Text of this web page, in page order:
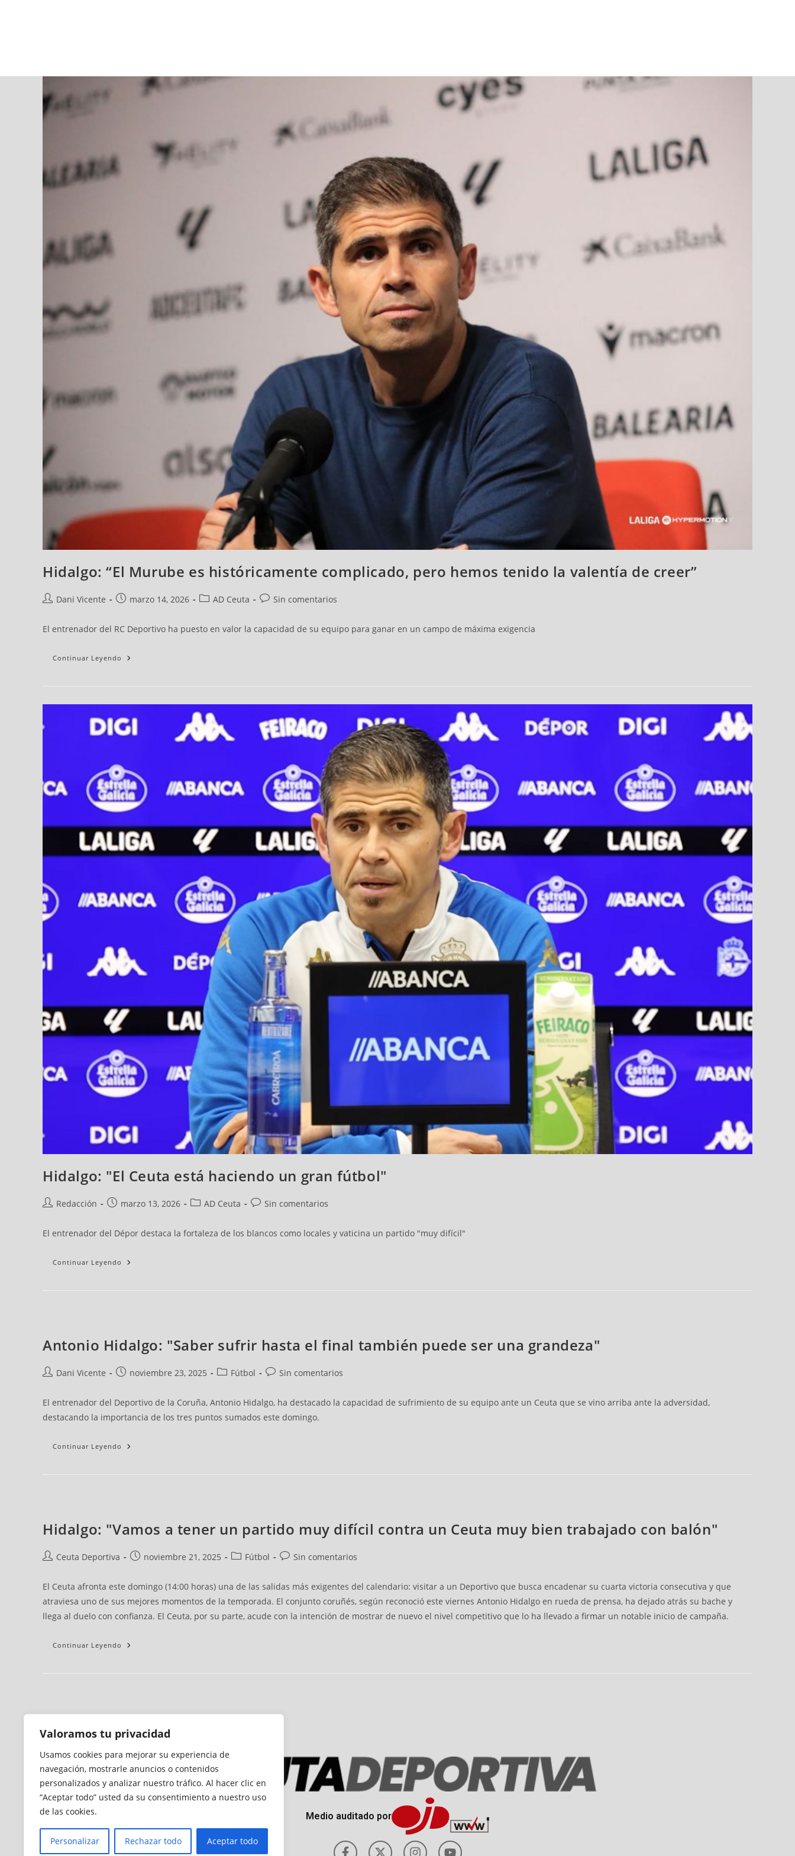
Valoramos tu privacidad
Usamos cookies para mejorar su experiencia de
navegación, mostrarle anuncios o contenidos
personalizados y analizar nuestro tráfico. Al hacer clic en
“Aceptar todo” usted da su consentimiento a nuestro uso
de las cookies.
Personalizar Rechazar todo Aceptar todo
Hidalgo: “El Murube es históricamente complicado, pero hemos tenido la valentía de creer”
Dani Vicente marzo 14, 2026 AD Ceuta Sin comentarios
El entrenador del RC Deportivo ha puesto en valor la capacidad de su equipo para ganar en un campo de máxima exigencia
Continuar Leyendo
Hidalgo: "El Ceuta está haciendo un gran fútbol"
Redacción marzo 13, 2026 AD Ceuta Sin comentarios
El entrenador del Dépor destaca la fortaleza de los blancos como locales y vaticina un partido "muy difícil"
Continuar Leyendo
Antonio Hidalgo: "Saber sufrir hasta el final también puede ser una grandeza"
Dani Vicente noviembre 23, 2025 Fútbol Sin comentarios
El entrenador del Deportivo de la Coruña, Antonio Hidalgo, ha destacado la capacidad de sufrimiento de su equipo ante un Ceuta que se vino arriba ante la adversidad,
destacando la importancia de los tres puntos sumados este domingo.
Continuar Leyendo
Hidalgo: "Vamos a tener un partido muy difícil contra un Ceuta muy bien trabajado con balón"
Ceuta Deportiva noviembre 21, 2025 Fútbol Sin comentarios
El Ceuta afronta este domingo (14:00 horas) una de las salidas más exigentes del calendario: visitar a un Deportivo que busca encadenar su cuarta victoria consecutiva y que
atraviesa uno de sus mejores momentos de la temporada. El conjunto coruñés, según reconoció este viernes Antonio Hidalgo en rueda de prensa, ha dejado atrás su bache y
llega al duelo con confianza. El Ceuta, por su parte, acude con la intención de mostrar de nuevo el nivel competitivo que lo ha llevado a firmar un notable inicio de campaña.
Continuar Leyendo
Medio auditado por